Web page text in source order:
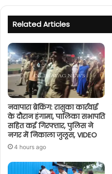
Related Articles
नवापारा ब्रेकिंग: रासुका कार्रवाई
के दौरान हंगामा, पालिका सभापति
सहित कई गिरफ्तार, पुलिस ने
नगर में निकाला जुलूस, VIDEO
4 hours ago